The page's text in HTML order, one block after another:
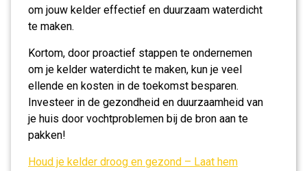
om jouw kelder effectief en duurzaam waterdicht
te maken.
Kortom, door proactief stappen te ondernemen
om je kelder waterdicht te maken, kun je veel
ellende en kosten in de toekomst besparen.
Investeer in de gezondheid en duurzaamheid van
je huis door vochtproblemen bij de bron aan te
pakken!
Houd je kelder droog en gezond – Laat hem